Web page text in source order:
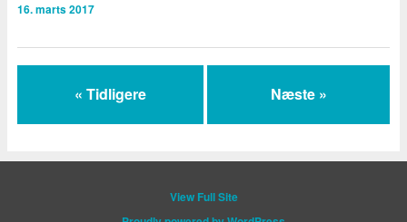
16. marts 2017
« Tidligere Næste »
View Full Site